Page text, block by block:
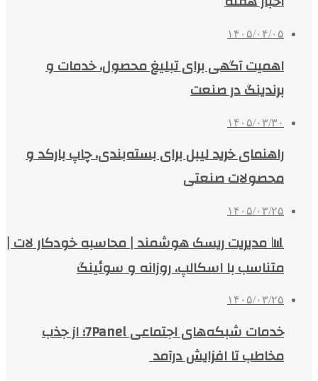
۱۴۰۵/۰۴/۰۵
اهمیت آگهی برای تبلیغ محصول، خدمات و
برندینگ در صنعت
۱۴۰۵/۰۳/۳۰
راهنمای خرید لیبل برای بسته‌بندی، چاپ بارکد و
محصولات صنعتی
۱۴۰۵/۰۳/۲۵
📊 مدیریت ریسک هوشمند | محاسبه خودکار لات |
متناسب با اسکالپ، روزانه و سوئینگ
۱۴۰۵/۰۳/۲۵
خدمات شبکه‌های اجتماعی 7Panel؛ از جذب
مخاطب تا افزایش درآمد